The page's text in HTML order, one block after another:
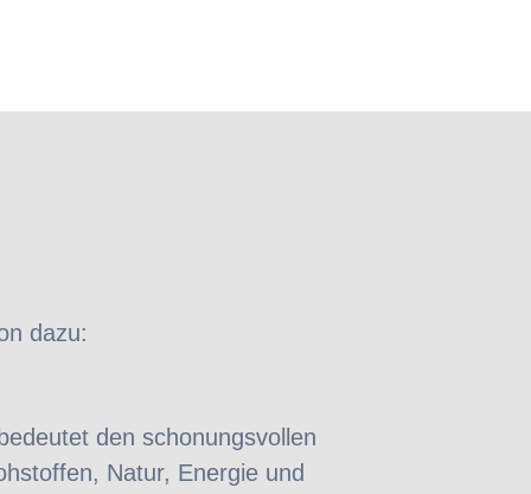
dazu:
den schonungsvollen
Natur, Energie und